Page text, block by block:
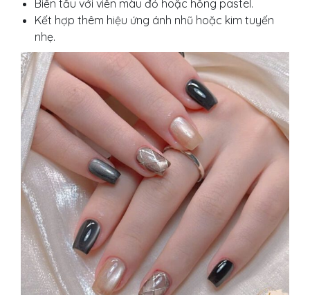
Biến tấu với viền màu đỏ hoặc hồng pastel.
Kết hợp thêm hiệu ứng ánh nhũ hoặc kim tuyến
nhẹ.